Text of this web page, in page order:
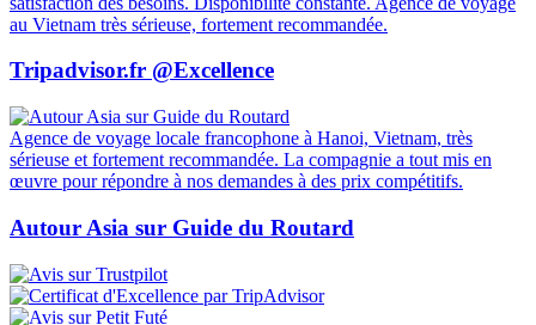
au Vietnam très sérieuse, fortement recommandée.
Tripadvisor.fr @Excellence
Agence de voyage locale francophone à Hanoi, Vietnam, très
sérieuse et fortement recommandée. La compagnie a tout mis en
œuvre pour répondre à nos demandes à des prix compétitifs.
Autour Asia sur Guide du Routard